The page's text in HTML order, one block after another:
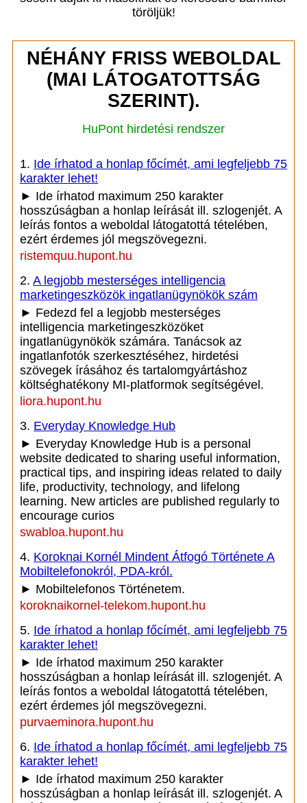
töröljük!
NÉHÁNY FRISS WEBOLDAL
(MAI LÁTOGATOTTSÁG
SZERINT).
HuPont hirdetési rendszer
1. Ide írhatod a honlap főcímét, ami legfeljebb 75
karakter lehet!
► Ide írhatod maximum 250 karakter
hosszúságban a honlap leírását ill. szlogenjét. A
leírás fontos a weboldal látogatottá tételében,
ezért érdemes jól megszövegezni.
ristemquu.hupont.hu
2. A legjobb mesterséges intelligencia
marketingeszközök ingatlanügynökök szám
► Fedezd fel a legjobb mesterséges
intelligencia marketingeszközöket
ingatlanügynökök számára. Tanácsok az
ingatlanfotók szerkesztéséhez, hirdetési
szövegek írásához és tartalomgyártáshoz
költséghatékony MI-platformok segítségével.
liora.hupont.hu
3. Everyday Knowledge Hub
► Everyday Knowledge Hub is a personal
website dedicated to sharing useful information,
practical tips, and inspiring ideas related to daily
life, productivity, technology, and lifelong
learning. New articles are published regularly to
encourage curios
swabloa.hupont.hu
4. Koroknai Kornél Mindent Átfogó Története A
Mobiltelefonokról, PDA-król.
► Mobiltelefonos Történetem.
koroknaikornel-telekom.hupont.hu
5. Ide írhatod a honlap főcímét, ami legfeljebb 75
karakter lehet!
► Ide írhatod maximum 250 karakter
hosszúságban a honlap leírását ill. szlogenjét. A
leírás fontos a weboldal látogatottá tételében,
ezért érdemes jól megszövegezni.
purvaeminora.hupont.hu
6. Ide írhatod a honlap főcímét, ami legfeljebb 75
karakter lehet!
► Ide írhatod maximum 250 karakter
hosszúságban a honlap leírását ill. szlogenjét. A